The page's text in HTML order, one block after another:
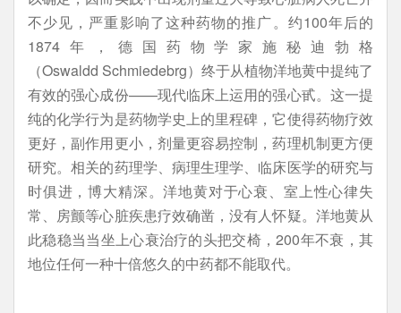
不少见，严重影响了这种药物的推广。约100年后的
1874年，德国药物学家施秘迪勃格
（Oswaldd Schmiedebrg）终于从植物洋地黄中提纯了
有效的强心成份——现代临床上运用的强心甙。这一提
纯的化学行为是药物学史上的里程碑，它使得药物疗效
更好，副作用更小，剂量更容易控制，药理机制更方便
研究。相关的药理学、病理生理学、临床医学的研究与
时俱进，博大精深。洋地黄对于心衰、室上性心律失
常、房颤等心脏疾患疗效确凿，没有人怀疑。洋地黄从
此稳稳当当坐上心衰治疗的头把交椅，200年不衰，其
地位任何一种十倍悠久的中药都不能取代。